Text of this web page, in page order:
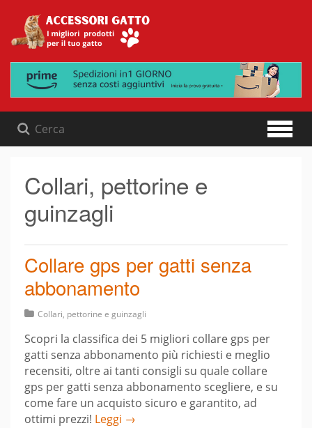
content
Collari, pettorine e
guinzagli
Collare gps per gatti senza
abbonamento
Collari, pettorine e guinzagli
Scopri la classifica dei 5 migliori collare gps per
gatti senza abbonamento più richiesti e meglio
recensiti, oltre ai tanti consigli su quale collare
gps per gatti senza abbonamento scegliere, e su
come fare un acquisto sicuro e garantito, ad
ottimi prezzi! Leggi →